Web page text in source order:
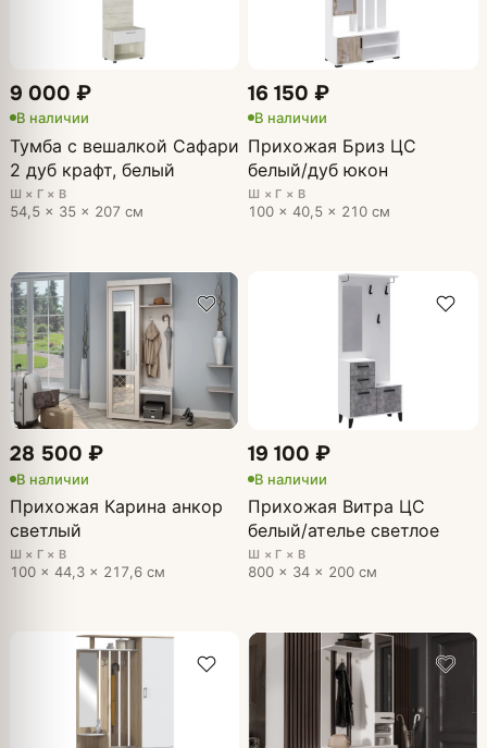
9 000 ₽
В наличии
Тумба с вешалкой Сафари
2 дуб крафт, белый
Ш × Г × В
54,5 × 35 × 207 см
16 150 ₽
В наличии
Прихожая Бриз ЦС
белый/дуб юкон
Ш × Г × В
100 × 40,5 × 210 см
28 500 ₽
В наличии
Прихожая Карина анкор
светлый
Ш × Г × В
100 × 44,3 × 217,6 см
19 100 ₽
В наличии
Прихожая Витра ЦС
белый/ателье светлое
Ш × Г × В
800 × 34 × 200 см